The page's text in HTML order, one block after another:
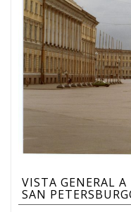
VISTA GENERAL
SAN